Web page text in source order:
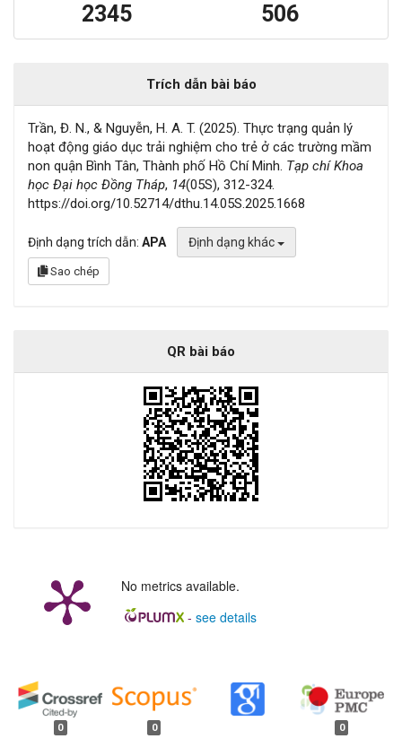
2345 506
Trích dẫn bài báo
Trần, Đ. N., & Nguyễn, H. A. T. (2025). Thực trạng quản lý
hoạt động giáo dục trải nghiệm cho trẻ ở các trường mầm
non quận Bình Tân, Thành phố Hồ Chí Minh. Tạp chí Khoa
học Đại học Đồng Tháp, 14(05S), 312-324.
https://doi.org/10.52714/dthu.14.05S.2025.1668
Định dạng trích dẫn: APA Định dạng khác
Sao chép
QR bài báo
No metrics available.
- see details
0 0 0